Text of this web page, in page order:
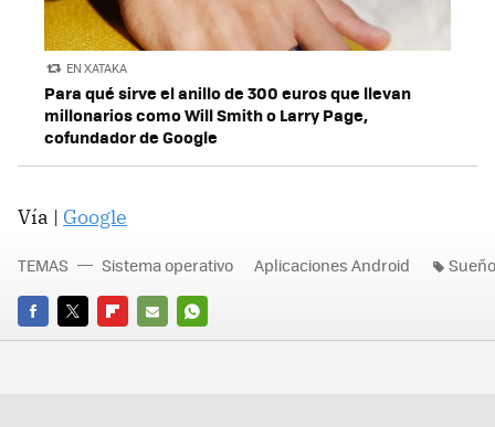
EN XATAKA
Para qué sirve el anillo de 300 euros que llevan
millonarios como Will Smith o Larry Page,
cofundador de Google
Vía | Google
FACEBOOK
TWITTERFLIPBOARD
E-
WHATSAPP
TEMAS Sistema operativo Aplicaciones Android Sueño